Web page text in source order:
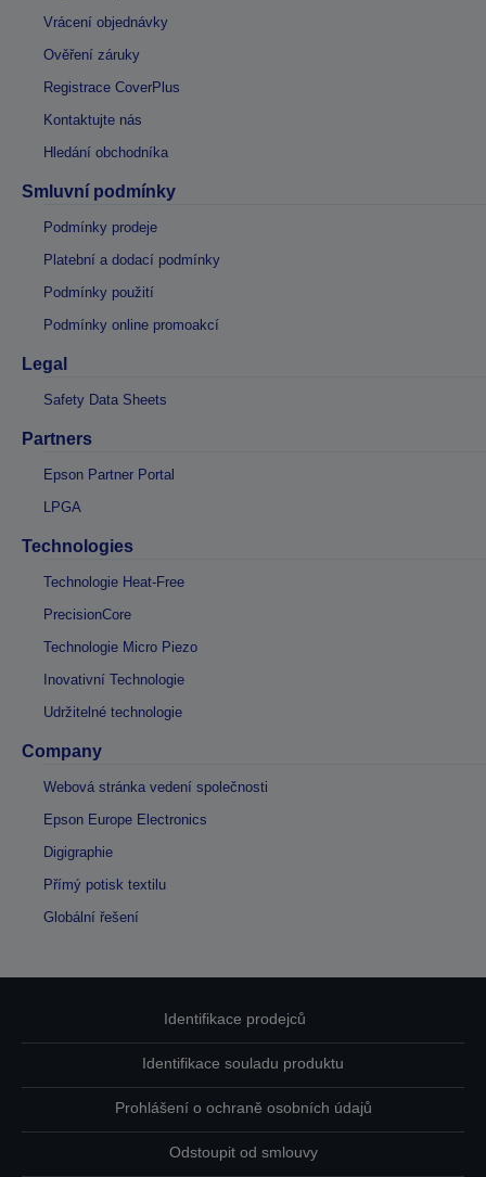
Vrácení objednávky
Ověření záruky
Registrace CoverPlus
Kontaktujte nás
Hledání obchodníka
Smluvní podmínky
Podmínky prodeje
Platební a dodací podmínky
Podmínky použití
Podmínky online promoakcí
Legal
Safety Data Sheets
Partners
Epson Partner Portal
LPGA
Technologies
Technologie Heat-Free
PrecisionCore
Technologie Micro Piezo
Inovativní Technologie
Udržitelné technologie
Company
Webová stránka vedení společnosti
Epson Europe Electronics
Digigraphie
Přímý potisk textilu
Globální řešení
Identifikace prodejců
Identifikace souladu produktu
Prohlášení o ochraně osobních údajů
Odstoupit od smlouvy